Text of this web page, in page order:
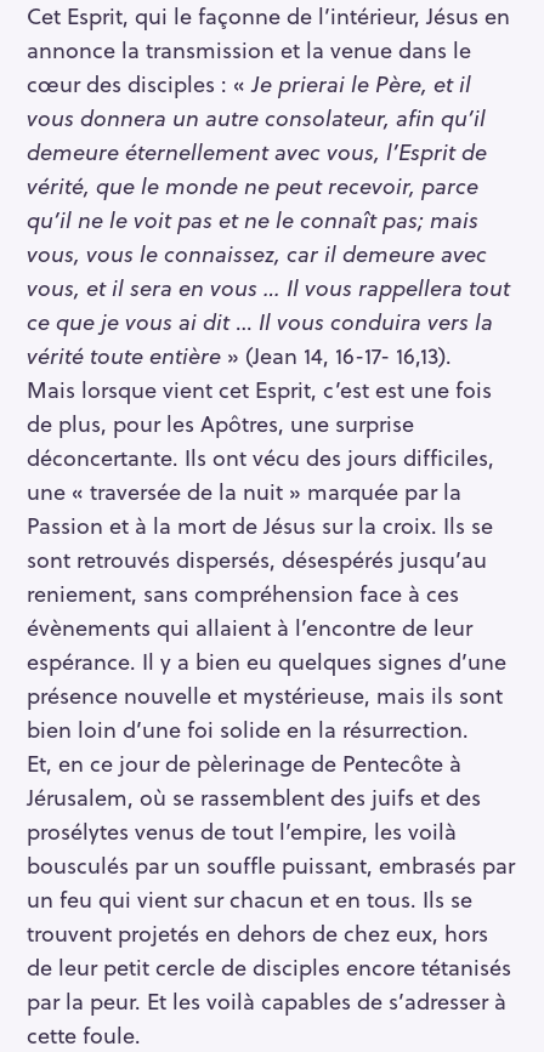
Cet Esprit, qui le façonne de l’intérieur, Jésus en
annonce la transmission et la venue dans le
cœur des disciples : «Je prierai le Père, et il
vous donnera un autre consolateur, afin qu’il
demeure éternellement avec vous, l’Esprit de
vérité, que le monde ne peut recevoir, parce
qu’il ne le voit pas et ne le connaît pas; mais
vous, vous le connaissez, car il demeure avec
vous, et il sera en vous … Il vous rappellera tout
ce que je vous ai dit… Il vous conduira vers la
vérité toute entière » (Jean 14, 16-17- 16,13).
Mais lorsque vient cet Esprit, c’est est une fois
de plus, pour les Apôtres, une surprise
déconcertante. Ils ont vécu des jours difficiles,
une « traversée de la nuit » marquée par la
Passion et à la mort de Jésus sur la croix. Ils se
sont retrouvés dispersés, désespérés jusqu’au
reniement, sans compréhension face à ces
évènements qui allaient à l’encontre de leur
espérance. Il y a bien eu quelques signes d’une
présence nouvelle et mystérieuse, mais ils sont
bien loin d’une foi solide en la résurrection.
Et, en ce jour de pèlerinage de Pentecôte à
Jérusalem, où se rassemblent des juifs et des
prosélytes venus de tout l’empire, les voilà
bousculés par un souffle puissant, embrasés par
un feu qui vient sur chacun et en tous. Ils se
trouvent projetés en dehors de chez eux, hors
de leur petit cercle de disciples encore tétanisés
par la peur. Et les voilà capables de s’adresser à
cette foule.